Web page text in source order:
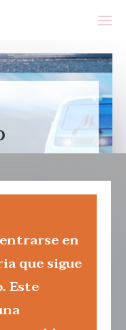
en
que sigue
Este